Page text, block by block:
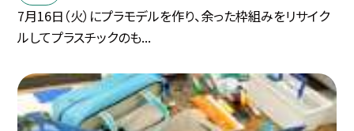
7月16日（火）にプラモデルを作り、余った枠組みをリサイク
ルしてプラスチックのも...